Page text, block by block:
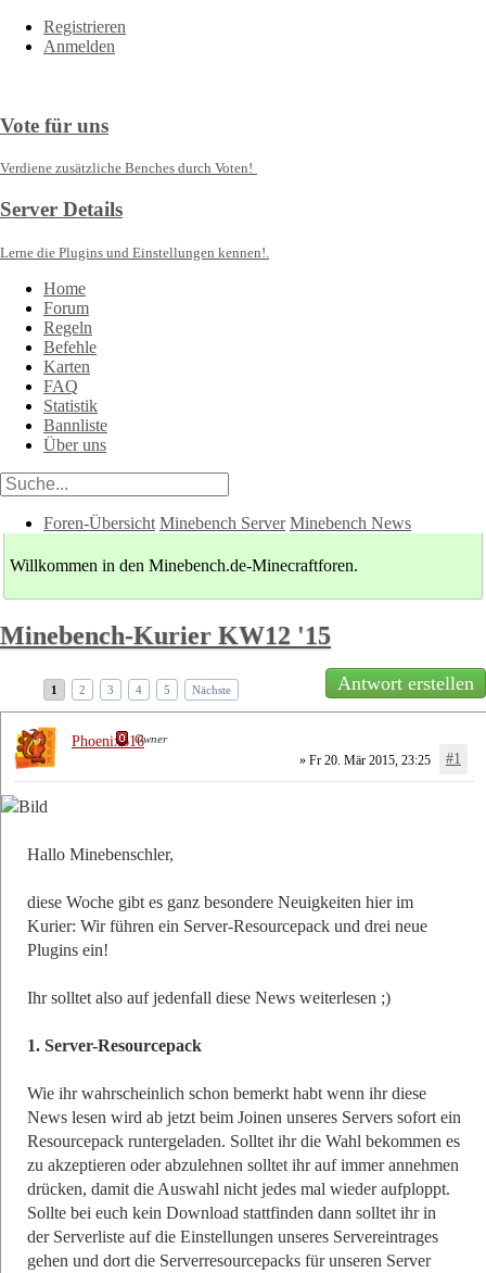
Registrieren
Anmelden
Vote für uns
Verdiene zusätzliche Benches durch Voten!
Server Details
Lerne die Plugins und Einstellungen kennen!.
Home
Forum
Regeln
Befehle
Karten
FAQ
Statistik
Bannliste
Über uns
Foren-Übersicht Minebench Server Minebench News
Willkommen in den Minebench.de-Minecraftforen.
Minebench-Kurier KW12 '15
1 2 3 4 5 Nächste Antwort erstellen
» Fr 20. Mär 2015, 23:25 #1
Hallo Minebenschler,
diese Woche gibt es ganz besondere Neuigkeiten hier im
Kurier: Wir führen ein Server-Resourcepack und drei neue
Plugins ein!
Ihr solltet also auf jedenfall diese News weiterlesen ;)
1. Server-Resourcepack
Wie ihr wahrscheinlich schon bemerkt habt wenn ihr diese
News lesen wird ab jetzt beim Joinen unseres Servers sofort ein
Resourcepack runtergeladen. Solltet ihr die Wahl bekommen es
zu akzeptieren oder abzulehnen solltet ihr auf immer annehmen
drücken, damit die Auswahl nicht jedes mal wieder aufploppt.
Sollte bei euch kein Download stattfinden dann solltet ihr in
der Serverliste auf die Einstellungen unseres Servereintrages
gehen und dort die Serverresourcepacks für unseren Server
Phoenix616Owner